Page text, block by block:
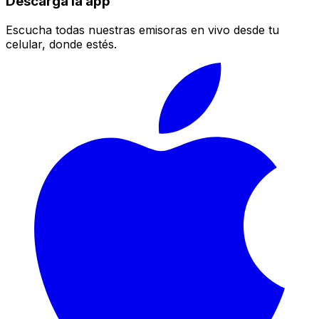
Escucha todas nuestras emisoras en vivo desde tu
celular, donde estés.